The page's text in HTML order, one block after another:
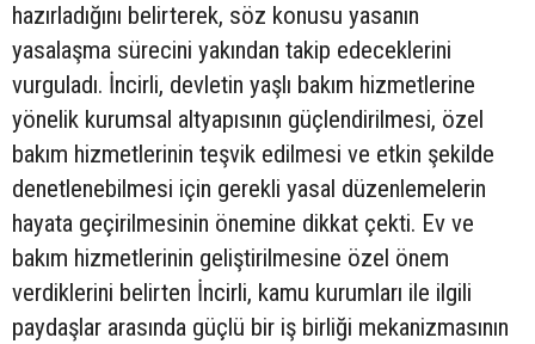
hazırladığını belirterek, söz konusu yasanın
yasalaşma sürecini yakından takip edeceklerini
vurguladı. İncirli, devletin yaşlı bakım hizmetlerine
yönelik kurumsal altyapısının güçlendirilmesi, özel
bakım hizmetlerinin teşvik edilmesi ve etkin şekilde
denetlenebilmesi için gerekli yasal düzenlemelerin
hayata geçirilmesinin önemine dikkat çekti. Ev ve
bakım hizmetlerinin geliştirilmesine özel önem
verdiklerini belirten İncirli, kamu kurumları ile ilgili
paydaşlar arasında güçlü bir iş birliği mekanizmasının